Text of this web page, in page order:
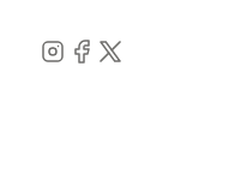
Instagram
Facebook
Twitter